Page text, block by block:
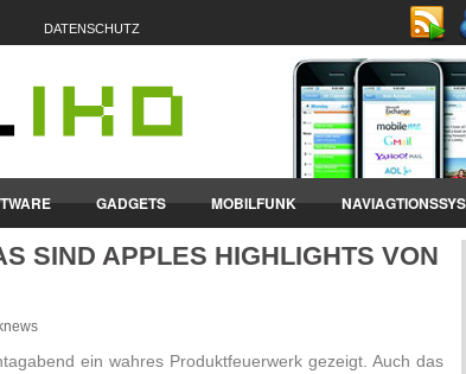
DATENSCHUTZ
GADGETS MOBILFUNK
PCS VERTRÄGE & TARIFE
SIND APPLES HIGHLIGHTS VON
ein wahres Produkt­feu­erwerk gezeigt. Auch das